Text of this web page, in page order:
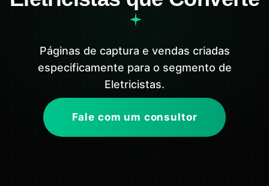
Páginas de captura e vendas criadas
especificamente para o segmento de
Eletricistas.
Fale com um consultor